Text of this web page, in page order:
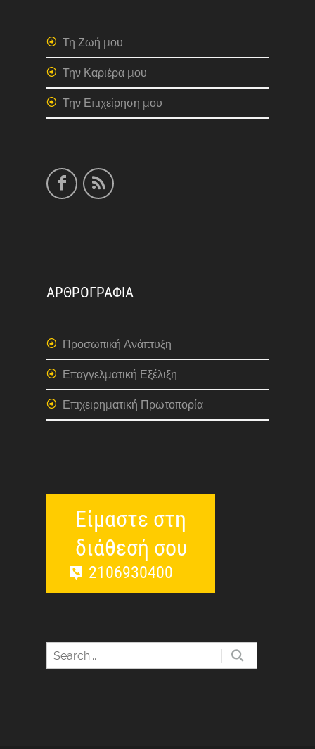
Τη Ζωή μου
Την Καριέρα μου
Την Επιχείρηση μου
ΑΡΘΡΟΓΡΑΦΙΑ
Προσωπική Ανάπτυξη
Επαγγελματική Εξέλιξη
Επιχειρηματική Πρωτοπορία
Είμαστε στη
διάθεσή σου
2106930400